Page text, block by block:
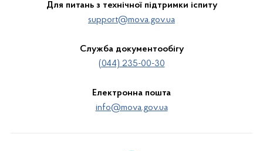
Для питань з технічної підтримки іспиту
support@mova.gov.ua
Служба документообігу
(044) 235-00-30
Електронна пошта
info@mova.gov.ua